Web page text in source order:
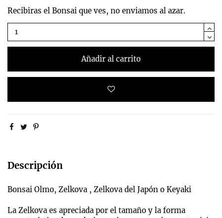
Recibiras el Bonsai que ves, no enviamos al azar.
Añadir al carrito
Descripción
Bonsai Olmo, Zelkova , Zelkova del Japón​ o Keyaki
La Zelkova es apreciada por el tamaño y la forma